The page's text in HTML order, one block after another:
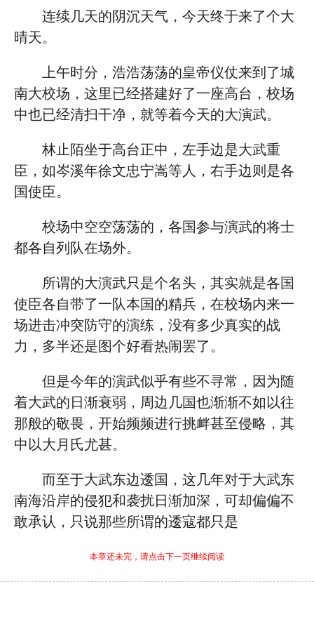
连续几天的阴沉天气，今天终于来了个大
晴天。
上午时分，浩浩荡荡的皇帝仪仗来到了城
南大校场，这里已经搭建好了一座高台，校场
中也已经清扫干净，就等着今天的大演武。
林止陌坐于高台正中，左手边是大武重
臣，如岑溪年徐文忠宁嵩等人，右手边则是各
国使臣。
校场中空空荡荡的，各国参与演武的将士
都各自列队在场外。
所谓的大演武只是个名头，其实就是各国
使臣各自带了一队本国的精兵，在校场内来一
场进击冲突防守的演练，没有多少真实的战
力，多半还是图个好看热闹罢了。
但是今年的演武似乎有些不寻常，因为随
着大武的日渐衰弱，周边几国也渐渐不如以往
那般的敬畏，开始频频进行挑衅甚至侵略，其
中以大月氏尤甚。
而至于大武东边逶国，这几年对于大武东
南海沿岸的侵犯和袭扰日渐加深，可却偏偏不
敢承认，只说那些所谓的逶寇都只是
本章还未完，请点击下一页继续阅读